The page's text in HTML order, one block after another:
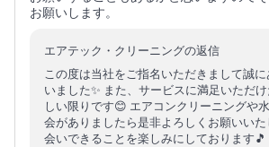
お願いします。
エアテック・クリーニングの返信
この度は当社をご指名いただきまして誠
いました✨ また、サービスに満足いただ
しい限りです😊 エアコンクリーニングや
会がありましたら是非よろしくお願いい
会いできることを楽しみにしております🎵